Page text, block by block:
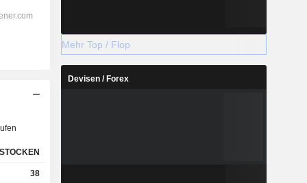
38
Mehr Top / Flop
Devisen / Forex